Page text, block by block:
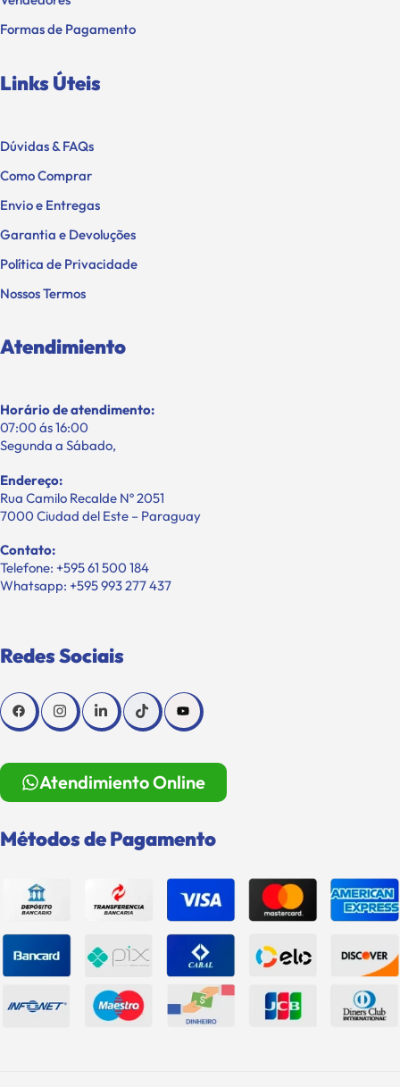
Formas de Pagamento
Links Úteis
Dúvidas & FAQs
Como Comprar
Envio e Entregas
Garantia e Devoluções
Política de Privacidade
Nossos Termos
Atendimiento
Horário de atendimento:
07:00 ás 16:00
Segunda a Sábado,
Endereço:
Rua Camilo Recalde Nº 2051
7000 Ciudad del Este – Paraguay
Contato:
Telefone: +595 61 500 184
Whatsapp: +595 993 277 437
Redes Sociais
Atendimiento Online
Métodos de Pagamento